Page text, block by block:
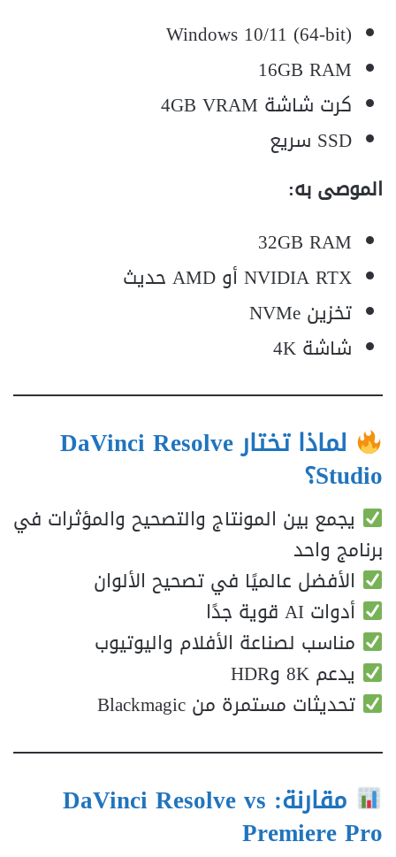
Windows 10/11 (64-bit)
16GB RAM
كرت شاشة 4GB VRAM
SSD سريع
الموصى به:
32GB RAM
NVIDIA RTX أو AMD حديث
تخزين NVMe
شاشة 4K
لماذا تختار DaVinci Resolve
Studio؟
يجمع بين المونتاج والتصحيح والمؤثرات في
برنامج واحد
الأفضل عالميًا في تصحيح الألوان
أدوات AI قوية جدًا
مناسب لصناعة الأفلام واليوتيوب
يدعم 8K وHDR
تحديثات مستمرة من Blackmagic
مقارنة: DaVinci Resolve vs
Premiere Pro